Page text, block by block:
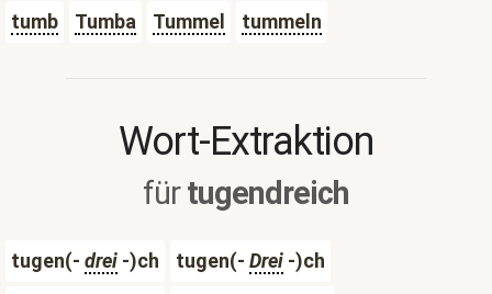
tumb
Tumba Tummel tummeln
Wort-Extraktion
fürtugendreich
tugen(- drei -)ch tugen(- Drei -)ch